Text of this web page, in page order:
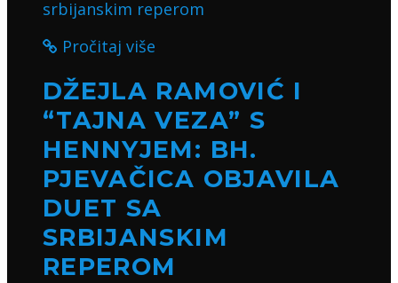
Pročitaj više
DŽEJLA RAMOVIĆ I
“TAJNA VEZA” S
HENNYJEM: BH.
PJEVAČICA OBJAVILA
DUET SA
SRBIJANSKIM
REPEROM